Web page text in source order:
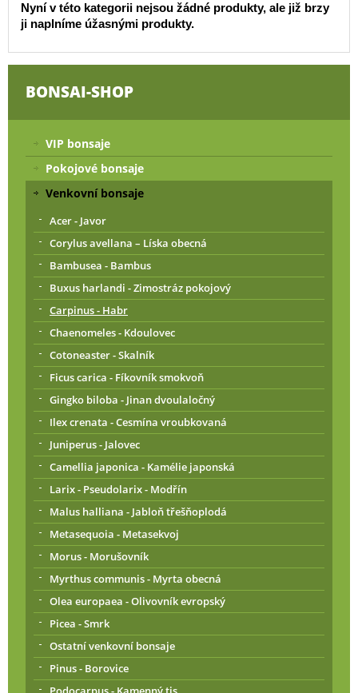
Nyní v této kategorii nejsou žádné produkty, ale již brzy
ji naplníme úžasnými produkty.
BONSAI-SHOP
VIP bonsaje
Pokojové bonsaje
Venkovní bonsaje
Acer - Javor
Corylus avellana – Líska obecná
Bambusea - Bambus
Buxus harlandi - Zimostráz pokojový
Carpinus - Habr
Chaenomeles - Kdoulovec
Cotoneaster - Skalník
Ficus carica - Fíkovník smokvoň
Gingko biloba - Jinan dvoulaločný
Ilex crenata - Cesmína vroubkovaná
Juniperus - Jalovec
Camellia japonica - Kamélie japonská
Larix - Pseudolarix - Modřín
Malus halliana - Jabloň třešňoplodá
Metasequoia - Metasekvoj
Morus - Morušovník
Myrthus communis - Myrta obecná
Olea europaea - Olivovník evropský
Picea - Smrk
Ostatní venkovní bonsaje
Pinus - Borovice